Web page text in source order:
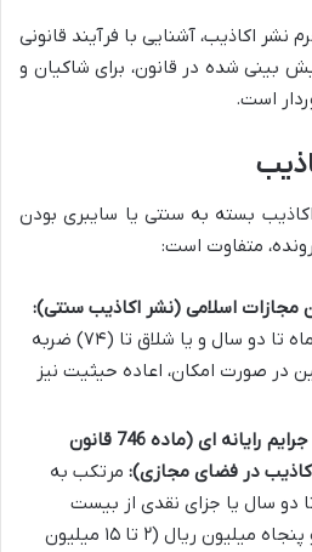
اکاذیب، آشنایی با فرآیند قانونی
بینی شده در قانون، برای شاکیان و
است.
بسته به سنتی یا سایبری بودن
متفاوت است:
مرتکب به حبس از دو ماه تا دو سال و یا شلاق تا (۷۴) ضربه
در صورت امکان، اعاده حیثیت نیز
مجازات ماده 18 قانون جرایم رایانه ای (ماده 746 قانون
در فضای مجازی): مرتکب به
دو سال یا جزای نقدی از بیست
میلیون ریال تا یکصد و پنجاه میلیون ریال (۲ تا ۱۵ میلیون